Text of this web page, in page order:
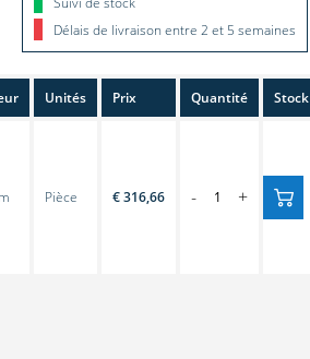
Délais de livraison entre 2 et 5 semaines
Unités Prix Quantité Stock
Pièce € 316,66 - +